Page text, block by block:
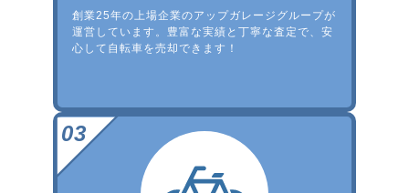
創業25年の上場企業のアップガレージグループが
運営しています。豊富な実績と丁寧な査定で、安
心して自転車を売却できます！